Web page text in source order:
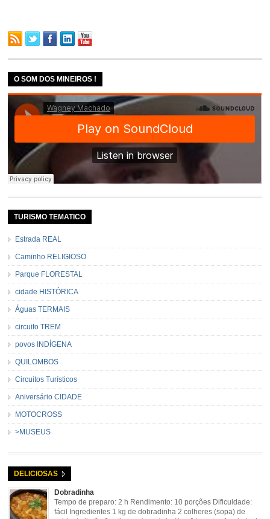
O SOM DOS MINEIROS !
TURISMO TEMATICO
Estrada REAL
Caminho RELIGIOSO
Parque FLORESTAL
cidade HISTÓRICA
Águas TERMAIS
circuito TREM
povos INDÍGENA
QUILOMBOS
Circuitos Turísticos
Aniversário CIDADE
MOTOCROSS
>MUSEUS
DELICIOSAS
Dobradinha
Tempo de preparo: 2 h Rendimento: 10 porções Dificuldade:
fácil Ingredientes 1 kg de dobradinha 2 colheres (sopa) de